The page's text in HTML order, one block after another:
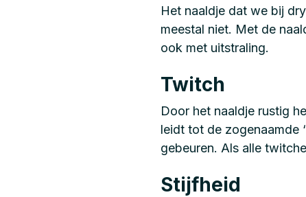
Het naaldje dat we bij
meestal niet. Met de
ook met uitstraling.
Twitch
Door het naaldje rustig
leidt tot de zogenaamde
gebeuren. Als alle
Stijfheid